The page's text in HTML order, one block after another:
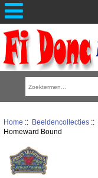
Home :: Beeldencollecties::
Homeward Bound